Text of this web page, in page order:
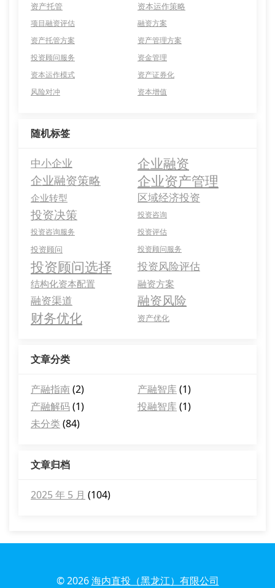
资产托管
资本运作策略
项目融资评估
融资方案
资产托管方案
资产管理方案
投资顾问服务
资金管理
资本运作模式
资产证券化
风险对冲
资本增值
随机标签
中小企业 企业融资
企业融资策略 企业资产管理
企业转型 区域经济投资
投资决策
投资咨询
投资咨询服务
投资评估
投资顾问 投资顾问服务
投资顾问选择 投资风险评估
结构化资本配置 融资方案
融资渠道 融资风险
财务优化 资产优化
文章分类
产融指南(2) 产融智库 (1)
产融解码 (1) 投融智库 (1)
未分类(84)
文章归档
2025 年 5 月 (104)
© 2026海内直投（黑龙江）有限公司